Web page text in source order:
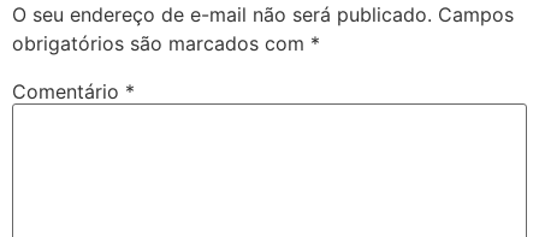
O seu endereço de e-mail não será publicado. Campos
obrigatórios são marcados com *
Comentário *